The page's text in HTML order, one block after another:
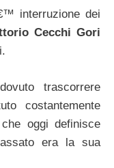
interruzione dei
Cecchi Gori
trascorrere
costantemente
oggi definisce
era la sua